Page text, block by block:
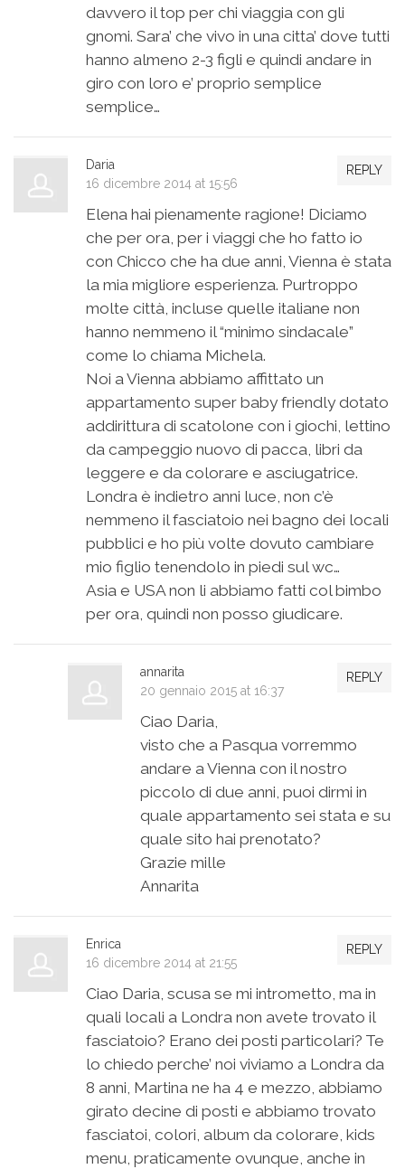
davvero il top per chi viaggia con gli
gnomi. Sara’ che vivo in una citta’ dove tutti
hanno almeno 2-3 figli e quindi andare in
giro con loro e’ proprio semplice
semplice…
REPLY
Daria
16 dicembre 2014 at 15:56
Elena hai pienamente ragione! Diciamo
che per ora, per i viaggi che ho fatto io
con Chicco che ha due anni, Vienna è stata
la mia migliore esperienza. Purtroppo
molte città, incluse quelle italiane non
hanno nemmeno il “minimo sindacale”
come lo chiama Michela.
Noi a Vienna abbiamo affittato un
appartamento super baby friendly dotato
addirittura di scatolone con i giochi, lettino
da campeggio nuovo di pacca, libri da
leggere e da colorare e asciugatrice.
Londra è indietro anni luce, non c’è
nemmeno il fasciatoio nei bagno dei locali
pubblici e ho più volte dovuto cambiare
mio figlio tenendolo in piedi sul wc…
Asia e USA non li abbiamo fatti col bimbo
per ora, quindi non posso giudicare.
REPLY
annarita
20 gennaio 2015 at 16:37
Ciao Daria,
visto che a Pasqua vorremmo
andare a Vienna con il nostro
piccolo di due anni, puoi dirmi in
quale appartamento sei stata e su
quale sito hai prenotato?
Grazie mille
Annarita
REPLY
Enrica
16 dicembre 2014 at 21:55
Ciao Daria, scusa se mi intrometto, ma in
quali locali a Londra non avete trovato il
fasciatoio? Erano dei posti particolari? Te
lo chiedo perche’ noi viviamo a Londra da
8 anni, Martina ne ha 4 e mezzo, abbiamo
girato decine di posti e abbiamo trovato
fasciatoi, colori, album da colorare, kids
menu, praticamente ovunque, anche in